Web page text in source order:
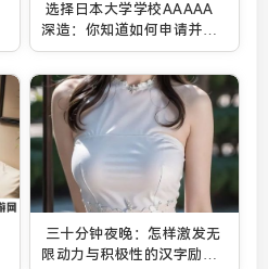
选择日本大学学校AAAAA
深造：你知道如何申请并提
高竞争力吗？
三十分钟夜晚：怎样激发无
限动力与积极性的汉字励志